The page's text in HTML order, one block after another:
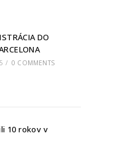
DO
/ 0 COMMENTS
10 rokov v